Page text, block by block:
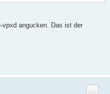
vpxd angucken. Das ist der
Zitat